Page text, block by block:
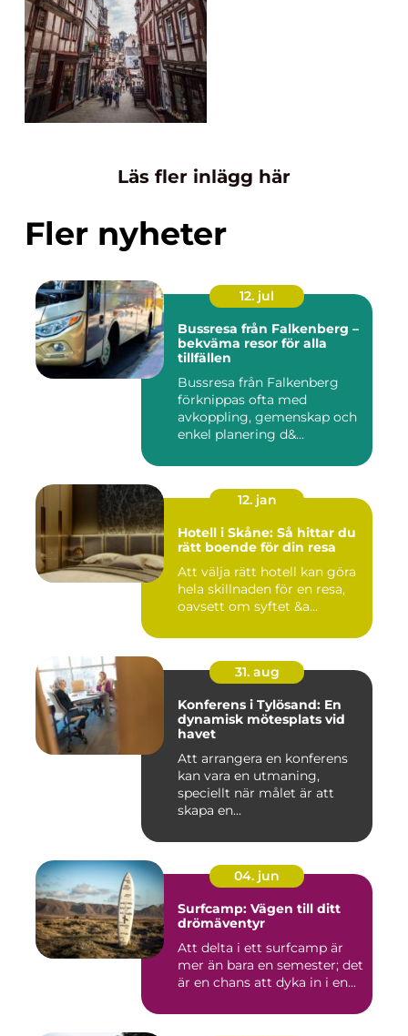
Läs fler inlägg här
Fler nyheter
12. jul
Bussresa från Falkenberg –
bekväma resor för alla
tillfällen
Bussresa från Falkenberg
förknippas ofta med
avkoppling, gemenskap och
enkel planering d&...
12. jan
Hotell i Skåne: Så hittar du
rätt boende för din resa
Att välja rätt hotell kan göra
hela skillnaden för en resa,
oavsett om syftet &a...
31. aug
Konferens i Tylösand: En
dynamisk mötesplats vid
havet
Att arrangera en konferens
kan vara en utmaning,
speciellt när målet är att
skapa en...
04. jun
Surfcamp: Vägen till ditt
drömäventyr
Att delta i ett surfcamp är
mer än bara en semester; det
är en chans att dyka in i en...